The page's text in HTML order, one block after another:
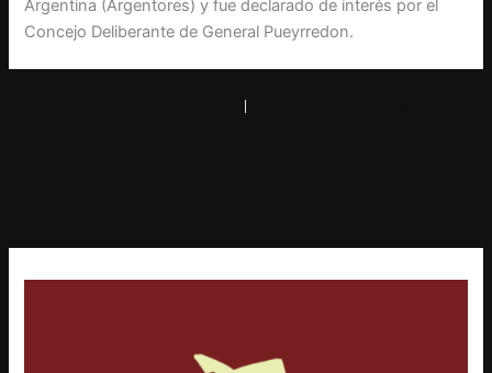
Argentina (Argentores) y fue declarado de interés por el
Concejo Deliberante de General Pueyrredon.